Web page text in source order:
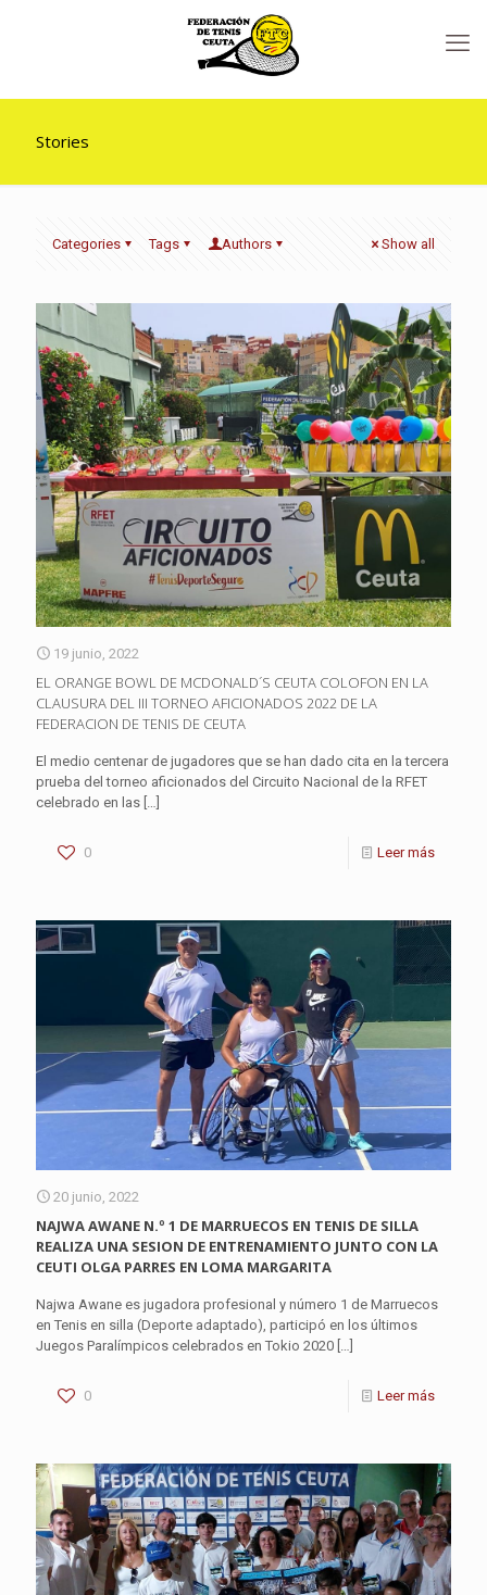
Stories
Categories Tags Authors Show all
19 junio, 2022
EL ORANGE BOWL DE MCDONALD´S CEUTA COLOFON EN LA
CLAUSURA DEL III TORNEO AFICIONADOS 2022 DE LA
FEDERACION DE TENIS DE CEUTA
El medio centenar de jugadores que se han dado cita en la tercera
prueba del torneo aficionados del Circuito Nacional de la RFET
celebrado en las […]
0 Leer más
20 junio, 2022
NAJWA AWANE N.º 1 DE MARRUECOS EN TENIS DE SILLA
REALIZA UNA SESION DE ENTRENAMIENTO JUNTO CON LA
CEUTI OLGA PARRES EN LOMA MARGARITA
Najwa Awane es jugadora profesional y número 1 de Marruecos
en Tenis en silla (Deporte adaptado), participó en los últimos
Juegos Paralímpicos celebrados en Tokio 2020 […]
0 Leer más